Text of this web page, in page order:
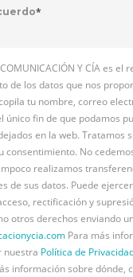
*
COMUNICACIÓN Y CÍA es el
de los datos que nos
tu nombre, correo
único fin de que podamos
en la web. Tratamos
consentimiento. No
realizamos
de sus datos. Puede
rectificación y
otros derechos enviando
Para más
nuestra Política de
información sobre dónde,